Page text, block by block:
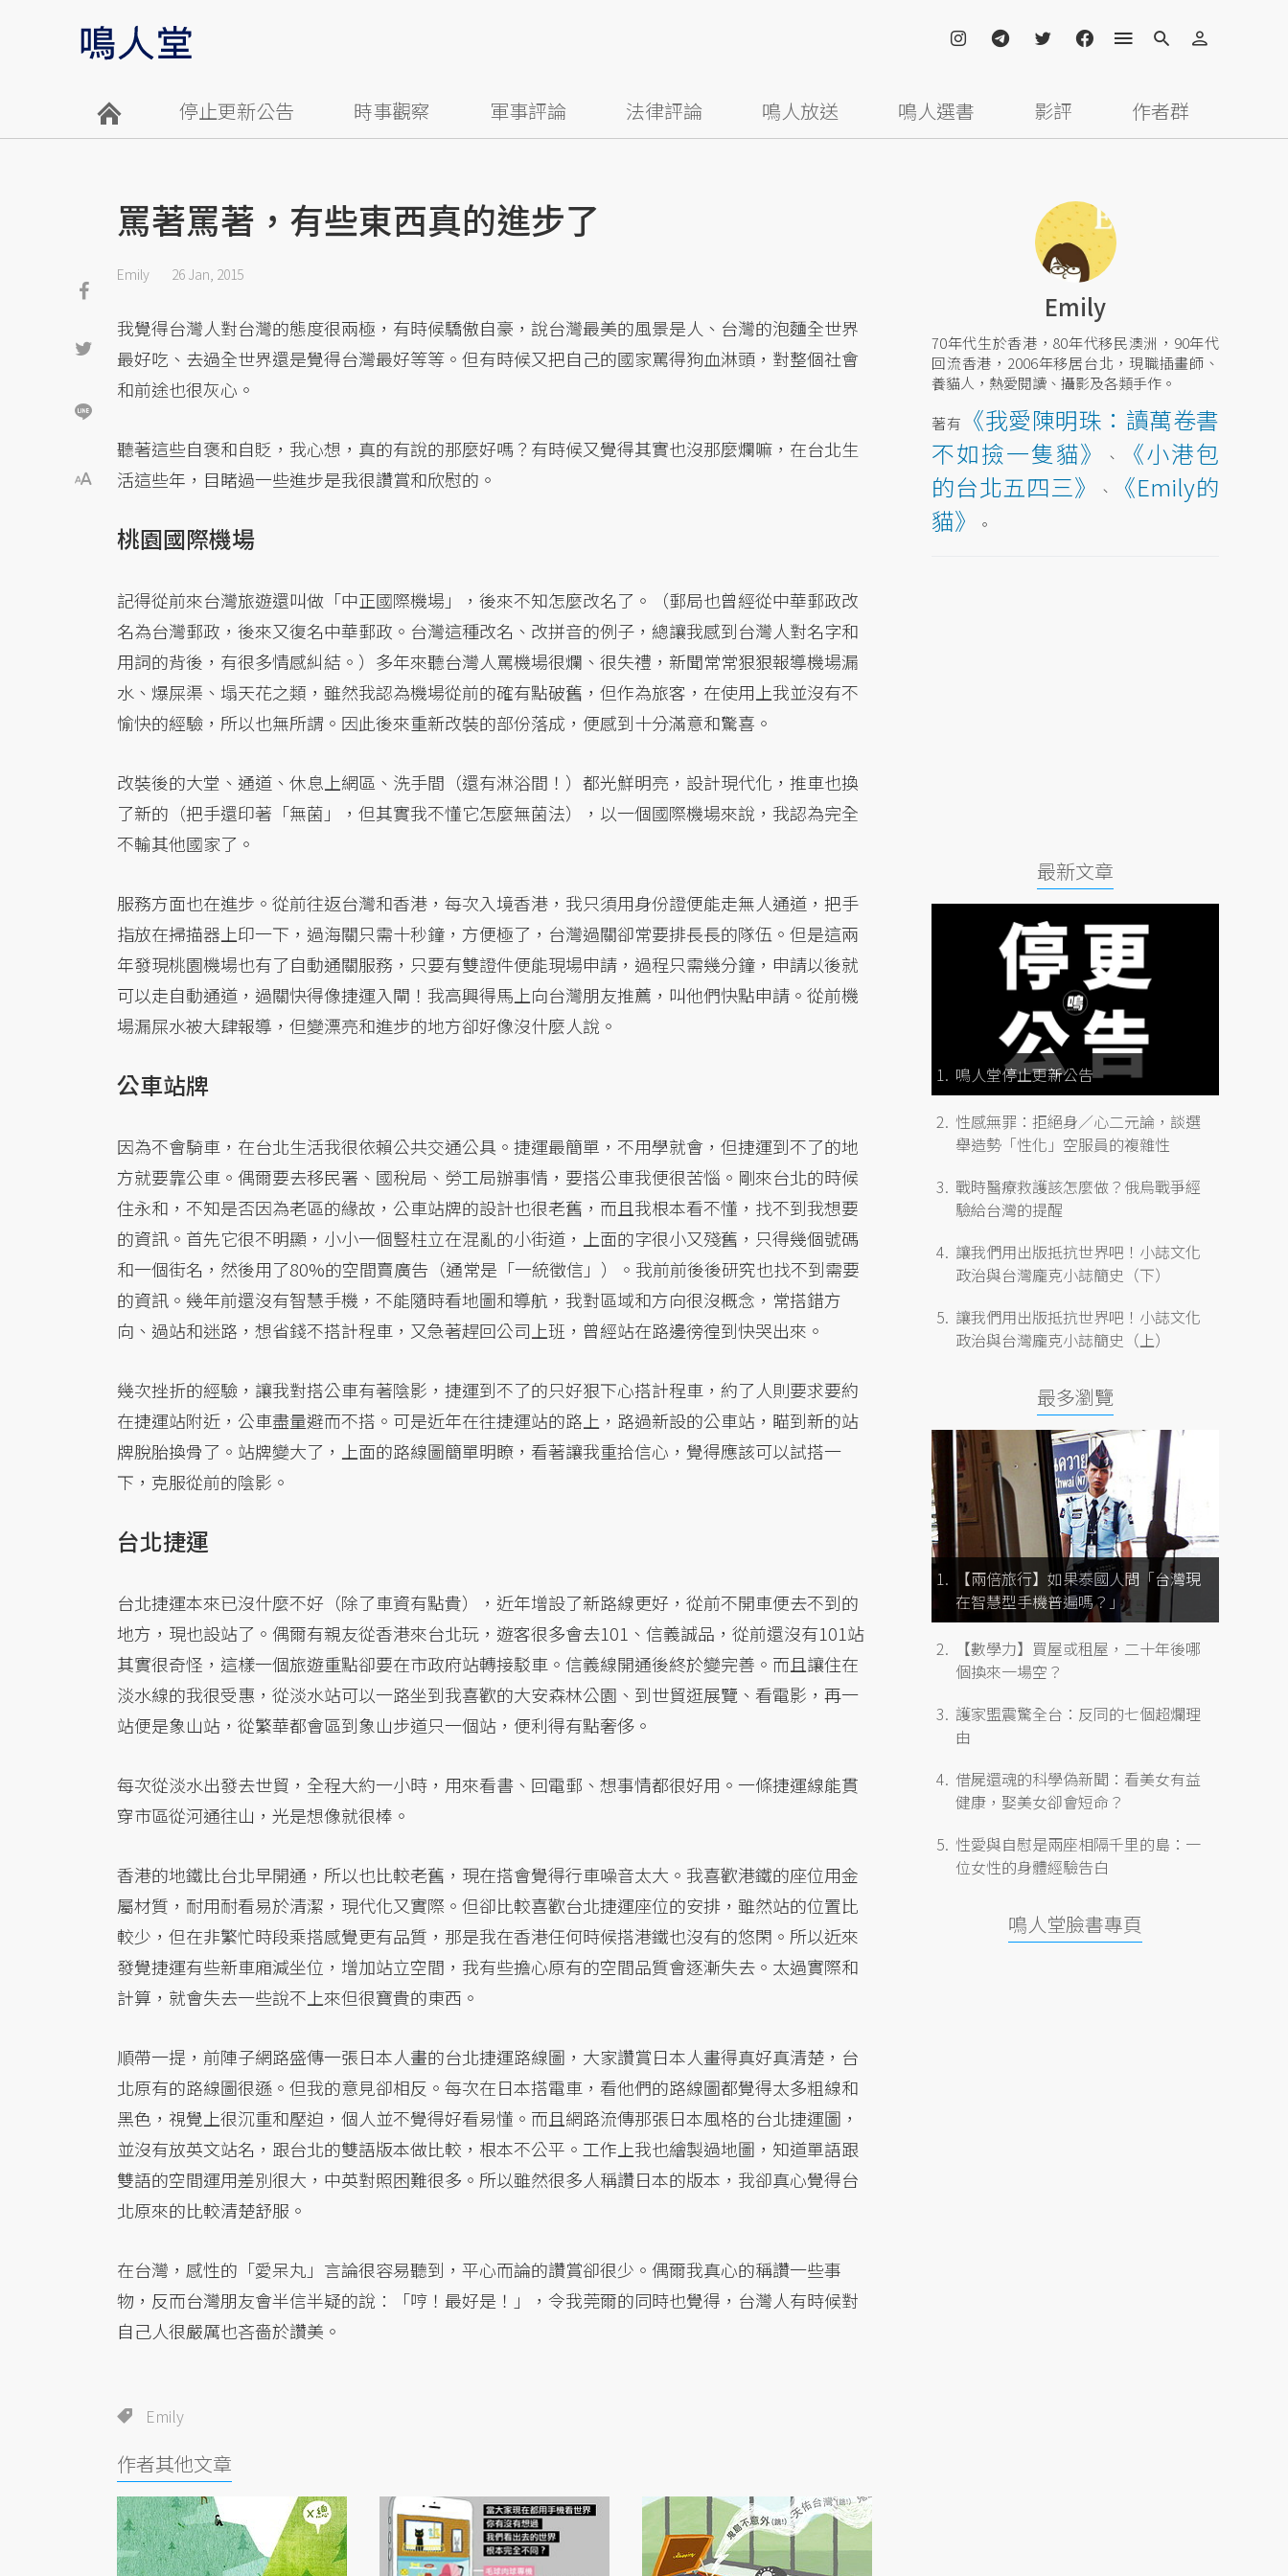
停止更新公告 時事觀察 軍事評論 法律評論 鳴人放送 鳴人選書 影評 作者群
罵著罵著，有些東西真的進步了
Emily 26 Jan, 2015
我覺得台灣人對台灣的態度很兩極，有時候驕傲自豪，說台灣最美的風景是人、台灣的泡麵全世界
最好吃、去過全世界還是覺得台灣最好等等。但有時候又把自己的國家罵得狗血淋頭，對整個社會
和前途也很灰心。
聽著這些自褒和自貶，我心想，真的有說的那麼好嗎？有時候又覺得其實也沒那麼爛嘛，在台北生
活這些年，目睹過一些進步是我很讚賞和欣慰的。
桃園國際機場
記得從前來台灣旅遊還叫做「中正國際機場」，後來不知怎麼改名了。（郵局也曾經從中華郵政改
名為台灣郵政，後來又復名中華郵政。台灣這種改名、改拼音的例子，總讓我感到台灣人對名字和
用詞的背後，有很多情感糾結。）多年來聽台灣人罵機場很爛、很失禮，新聞常常狠狠報導機場漏
水、爆屎渠、塌天花之類，雖然我認為機場從前的確有點破舊，但作為旅客，在使用上我並沒有不
愉快的經驗，所以也無所謂。因此後來重新改裝的部份落成，便感到十分滿意和驚喜。
改裝後的大堂、通道、休息上網區、洗手間（還有淋浴間！）都光鮮明亮，設計現代化，推車也換
了新的（把手還印著「無菌」，但其實我不懂它怎麼無菌法），以一個國際機場來說，我認為完全
不輸其他國家了。
服務方面也在進步。從前往返台灣和香港，每次入境香港，我只須用身份證便能走無人通道，把手
指放在掃描器上印一下，過海關只需十秒鐘，方便極了，台灣過關卻常要排長長的隊伍。但是這兩
年發現桃園機場也有了自動通關服務，只要有雙證件便能現場申請，過程只需幾分鐘，申請以後就
可以走自動通道，過關快得像捷運入閘！我高興得馬上向台灣朋友推薦，叫他們快點申請。從前機
場漏屎水被大肆報導，但變漂亮和進步的地方卻好像沒什麼人說。
公車站牌
因為不會騎車，在台北生活我很依賴公共交通公具。捷運最簡單，不用學就會，但捷運到不了的地
方就要靠公車。偶爾要去移民署、國稅局、勞工局辦事情，要搭公車我便很苦惱。剛來台北的時候
住永和，不知是否因為老區的緣故，公車站牌的設計也很老舊，而且我根本看不懂，找不到我想要
的資訊。首先它很不明顯，小小一個豎柱立在混亂的小街道，上面的字很小又殘舊，只得幾個號碼
和一個街名，然後用了80%的空間賣廣告（通常是「一統徵信」）。我前前後後研究也找不到需要
的資訊。幾年前還沒有智慧手機，不能隨時看地圖和導航，我對區域和方向很沒概念，常搭錯方
向、過站和迷路，想省錢不搭計程車，又急著趕回公司上班，曾經站在路邊徬徨到快哭出來。
幾次挫折的經驗，讓我對搭公車有著陰影，捷運到不了的只好狠下心搭計程車，約了人則要求要約
在捷運站附近，公車盡量避而不搭。可是近年在往捷運站的路上，路過新設的公車站，瞄到新的站
牌脫胎換骨了。站牌變大了，上面的路線圖簡單明瞭，看著讓我重拾信心，覺得應該可以試搭一
下，克服從前的陰影。
台北捷運
台北捷運本來已沒什麼不好（除了車資有點貴），近年增設了新路線更好，從前不開車便去不到的
地方，現也設站了。偶爾有親友從香港來台北玩，遊客很多會去101、信義誠品，從前還沒有101站
其實很奇怪，這樣一個旅遊重點卻要在市政府站轉接駁車。信義線開通後終於變完善。而且讓住在
淡水線的我很受惠，從淡水站可以一路坐到我喜歡的大安森林公園、到世貿逛展覽、看電影，再一
站便是象山站，從繁華都會區到象山步道只一個站，便利得有點奢侈。
每次從淡水出發去世貿，全程大約一小時，用來看書、回電郵、想事情都很好用。一條捷運線能貫
穿市區從河通往山，光是想像就很棒。
香港的地鐵比台北早開通，所以也比較老舊，現在搭會覺得行車噪音太大。我喜歡港鐵的座位用金
屬材質，耐用耐看易於清潔，現代化又實際。但卻比較喜歡台北捷運座位的安排，雖然站的位置比
較少，但在非繁忙時段乘搭感覺更有品質，那是我在香港任何時候搭港鐵也沒有的悠閑。所以近來
發覺捷運有些新車廂減坐位，增加站立空間，我有些擔心原有的空間品質會逐漸失去。太過實際和
計算，就會失去一些說不上來但很寶貴的東西。
順帶一提，前陣子網路盛傳一張日本人畫的台北捷運路線圖，大家讚賞日本人畫得真好真清楚，台
北原有的路線圖很遜。但我的意見卻相反。每次在日本搭電車，看他們的路線圖都覺得太多粗線和
黑色，視覺上很沉重和壓迫，個人並不覺得好看易懂。而且網路流傳那張日本風格的台北捷運圖，
並沒有放英文站名，跟台北的雙語版本做比較，根本不公平。工作上我也繪製過地圖，知道單語跟
雙語的空間運用差別很大，中英對照困難很多。所以雖然很多人稱讚日本的版本，我卻真心覺得台
北原來的比較清楚舒服。
在台灣，感性的「愛呆丸」言論很容易聽到，平心而論的讚賞卻很少。偶爾我真心的稱讚一些事
物，反而台灣朋友會半信半疑的說：「哼！最好是！」，令我莞爾的同時也覺得，台灣人有時候對
自己人很嚴厲也吝嗇於讚美。
Emily
作者其他文章
Emily
70年代生於香港，80年代移民澳洲，90年代
回流香港，2006年移居台北，現職插畫師、
養貓人，熱愛閱讀、攝影及各類手作。
著有
《我愛陳明珠：讀萬卷書
不如撿一隻貓》
、
《小港包
的台北五四三》
、
《Emily的
貓》
。
最新文章
鳴人堂停止更新公告
性感無罪：拒絕身／心二元論，談選
舉造勢「性化」空服員的複雜性
戰時醫療救護該怎麼做？俄烏戰爭經
驗給台灣的提醒
讓我們用出版抵抗世界吧！小誌文化
政治與台灣龐克小誌簡史（下）
讓我們用出版抵抗世界吧！小誌文化
政治與台灣龐克小誌簡史（上）
最多瀏覽
【兩倍旅行】如果泰國人問「台灣現
在智慧型手機普遍嗎？」
【數學力】買屋或租屋，二十年後哪
個換來一場空？
護家盟震驚全台：反同的七個超爛理
由
借屍還魂的科學偽新聞：看美女有益
健康，娶美女卻會短命？
性愛與自慰是兩座相隔千里的島：一
位女性的身體經驗告白
鳴人堂臉書專頁